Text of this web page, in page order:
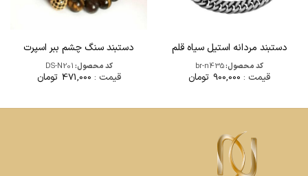
دستبند مردانه استیل سیاه قلم
کد محصول:br-n435
قیمت : 900,000 تومان
دستبند سنگ چشم ببر اسپرت
کد محصول:DS-N201
قیمت : 471,000 تومان